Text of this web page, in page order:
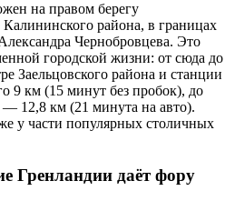
на правом берегу
района, в границах
Чернобровцева. Это
городской жизни: от сюда до
Заельцовского района и станции
9 км (15 минут без пробок), до
12,8 км (21 минута на авто).
у части популярных столичных
Гренландии даёт фору